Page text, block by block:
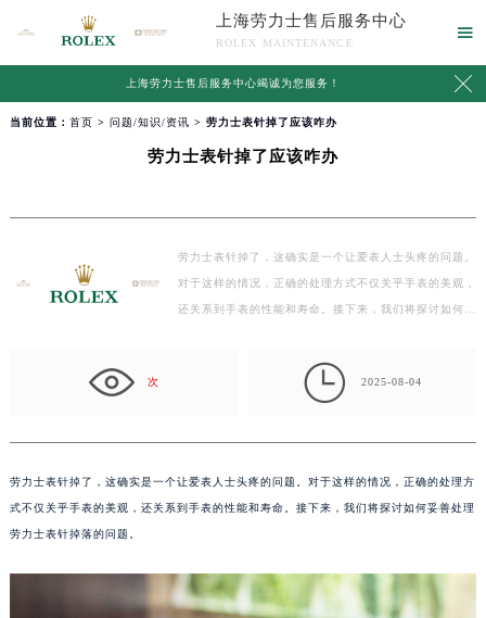
上海劳力士售后服务中心
ROLEX MAINTENANCE

上海劳力士售后服务中心竭诚为您服务！ 
当前位置： 首页 > 问题/知识/资讯 > 劳力士表针掉了应该咋办
劳力士表针掉了应该咋办
劳力士表针掉了，这确实是一个让爱表人士头疼的问题。
对于这样的情况，正确的处理方式不仅关乎手表的美观，
还关系到手表的性能和寿命。接下来，我们将探讨如何
次  2025-08-04
劳力士表针掉了，这确实是一个让爱表人士头疼的问题。对于这样的情况，正确的处理方
式不仅关乎手表的美观，还关系到手表的性能和寿命。接下来，我们将探讨如何妥善处理
劳力士表针掉落的问题。